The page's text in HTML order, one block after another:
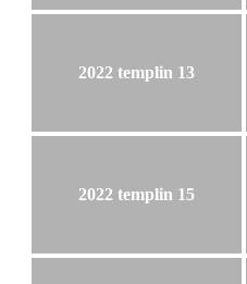
2022 templin 13
2022 templin 15